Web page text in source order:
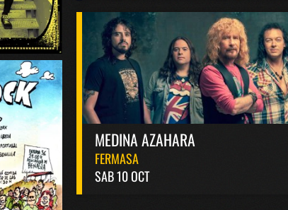
MEDINA AZAHARA
FERMASA
SAB 10 OCT